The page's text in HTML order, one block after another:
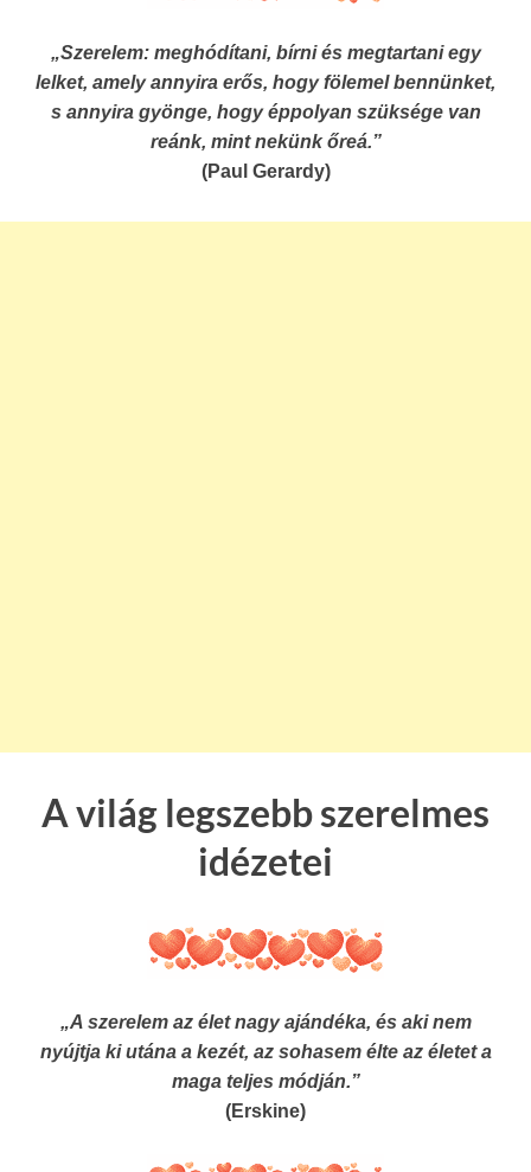
„Szerelem: meghódítani, bírni és megtartani egy
lelket, amely annyira erős, hogy fölemel bennünket,
s annyira gyönge, hogy éppolyan szüksége van
reánk, mint nekünk őreá.”
(Paul Gerardy)
A világ legszebb szerelmes
idézetei
„A szerelem az élet nagy ajándéka, és aki nem
nyújtja ki utána a kezét, az sohasem élte az életet a
maga teljes módján.”
(Erskine)